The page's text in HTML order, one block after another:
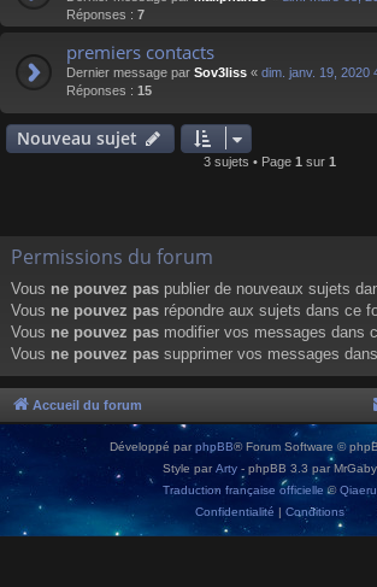
Réponses : 7
premiers contacts
Dernier message par Sov3liss « dim. janv. 19, 2020
Réponses : 15
Nouveau sujet
3 sujets • Page 1 sur 1
Permissions du forum
Vous ne pouvez pas publier de nouveaux sujets
Vous ne pouvez pas répondre aux sujets dans ce
Vous ne pouvez pas modifier vos messages dans
Vous ne pouvez pas supprimer vos messages
Accueil du forum
Développé par phpBB® Forum Software ©
Style parArty - phpBB 3.3 par MrGaby
Traduction française officielle ©Qiaeru
Confidentialité | Conditions